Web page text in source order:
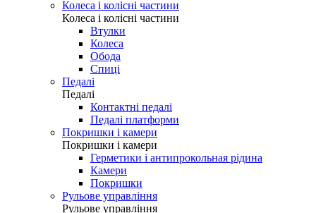
Колеса і колісні частини
Колеса і колісні частини
Втулки
Колеса
Обода
Спиці
Педалі
Педалі
Контактні педалі
Педалі платформи
Покришки і камери
Покришки і камери
Герметики і антипрокольная рідина
Камери
Покришки
Рульове управління
Рульове управління